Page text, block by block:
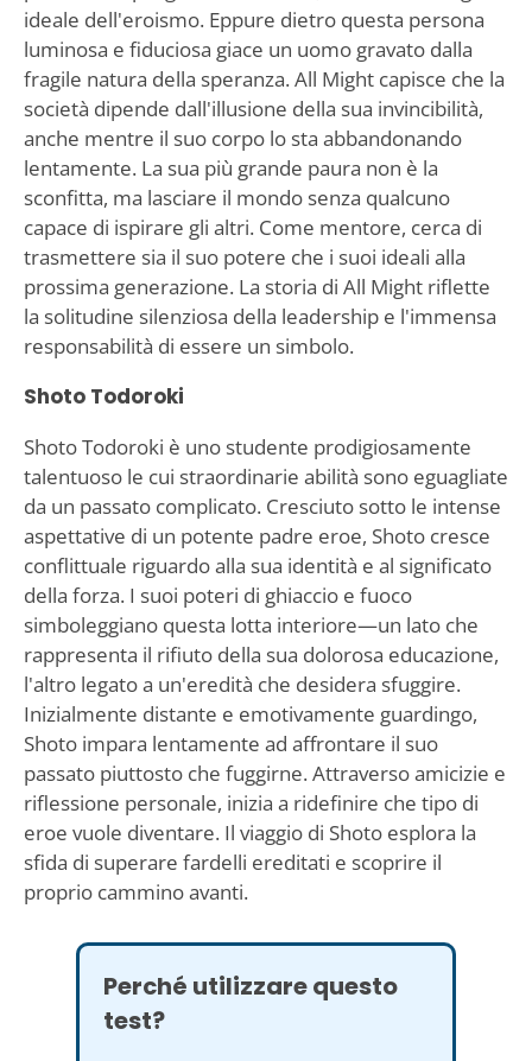
ideale dell'eroismo. Eppure dietro questa persona
luminosa e fiduciosa giace un uomo gravato dalla
fragile natura della speranza. All Might capisce che la
società dipende dall'illusione della sua invincibilità,
anche mentre il suo corpo lo sta abbandonando
lentamente. La sua più grande paura non è la
sconfitta, ma lasciare il mondo senza qualcuno
capace di ispirare gli altri. Come mentore, cerca di
trasmettere sia il suo potere che i suoi ideali alla
prossima generazione. La storia di All Might riflette
la solitudine silenziosa della leadership e l'immensa
responsabilità di essere un simbolo.
Shoto Todoroki
Shoto Todoroki è uno studente prodigiosamente
talentuoso le cui straordinarie abilità sono eguagliate
da un passato complicato. Cresciuto sotto le intense
aspettative di un potente padre eroe, Shoto cresce
conflittuale riguardo alla sua identità e al significato
della forza. I suoi poteri di ghiaccio e fuoco
simboleggiano questa lotta interiore—un lato che
rappresenta il rifiuto della sua dolorosa educazione,
l'altro legato a un'eredità che desidera sfuggire.
Inizialmente distante e emotivamente guardingo,
Shoto impara lentamente ad affrontare il suo
passato piuttosto che fuggirne. Attraverso amicizie e
riflessione personale, inizia a ridefinire che tipo di
eroe vuole diventare. Il viaggio di Shoto esplora la
sfida di superare fardelli ereditati e scoprire il
proprio cammino avanti.
Perché utilizzare questo
test?